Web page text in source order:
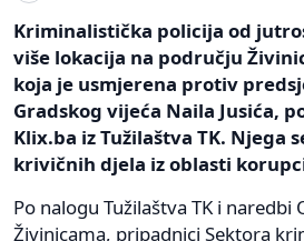
Kriminalistička policija od
više lokacija na području
koja je usmjerena protiv
Gradskog vijeća Naila Jusića,
Klix.ba iz Tužilaštva TK. Njega
krivičnih djela iz oblasti
Po nalogu Tužilaštva TK i naredbi
Živinicama, pripadnici Sektora